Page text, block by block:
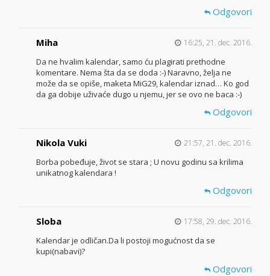
Odgovori
Miha 16:25, 21. dec. 2016.
Da ne hvalim kalendar, samo ću plagirati prethodne
komentare. Nema šta da se doda :-) Naravno, želja ne
može da se opiše, maketa MiG29, kalendar iznad… Ko god
da ga dobije uživaće dugo u njemu, jer se ovo ne baca :-)
Odgovori
Nikola Vuki 21:57, 21. dec. 2016.
Borba pobeđuje, život se stara ; U novu godinu sa krilima
unikatnog kalendara !
Odgovori
Sloba 17:58, 29. dec. 2016.
Kalendar je odličan.Da li postoji mogućnost da se
kupi(nabavi)?
Odgovori